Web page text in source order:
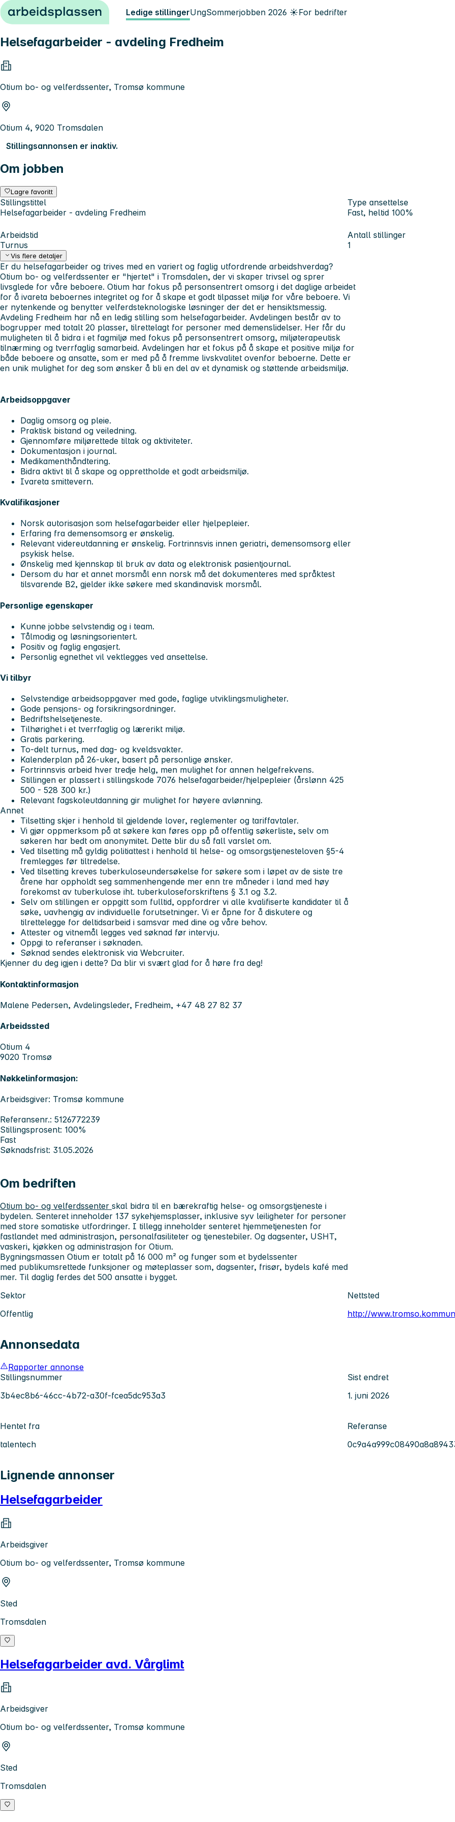
Hopp til innhold Ledige stillingerUngSommerjobben 2026 ☀️For bedrifter
Helsefagarbeider - avdeling Fredheim
Otium bo- og velferdssenter, Tromsø kommune
Otium 4, 9020 Tromsdalen
Stillingsannonsen er inaktiv.
Om jobben
Lagre favoritt
Stillingstittel
Helsefagarbeider - avdeling Fredheim
Type ansettelse
Fast, heltid 100%
Arbeidstid
Turnus
Antall stillinger
1
Vis flere detaljer
Er du helsefagarbeider og trives med en variert og faglig utfordrende arbeidshverdag?
Otium bo- og velferdssenter er "hjertet" i Tromsdalen, der vi skaper trivsel og sprer
livsglede for våre beboere. Otium har fokus på personsentrert omsorg i det daglige arbeidet
for å ivareta beboernes integritet og for å skape et godt tilpasset miljø for våre beboere. Vi
er nytenkende og benytter velferdsteknologiske løsninger der det er hensiktsmessig.
Avdeling Fredheim har nå en ledig stilling som helsefagarbeider. Avdelingen består av to
bogrupper med totalt 20 plasser, tilrettelagt for personer med demenslidelser. Her får du
muligheten til å bidra i et fagmiljø med fokus på personsentrert omsorg, miljøterapeutisk
tilnærming og tverrfaglig samarbeid. Avdelingen har et fokus på å skape et positive miljø for
både beboere og ansatte, som er med på å fremme livskvalitet ovenfor beboerne. Dette er
en unik mulighet for deg som ønsker å bli en del av et dynamisk og støttende arbeidsmiljø.
Arbeidsoppgaver
Daglig omsorg og pleie.
Praktisk bistand og veiledning.
Gjennomføre miljørettede tiltak og aktiviteter.
Dokumentasjon i journal.
Medikamenthåndtering.
Bidra aktivt til å skape og opprettholde et godt arbeidsmiljø.
Ivareta smittevern.
Kvalifikasjoner
Norsk autorisasjon som helsefagarbeider eller hjelpepleier.
Erfaring fra demensomsorg er ønskelig.
Relevant videreutdanning er ønskelig. Fortrinnsvis innen geriatri, demensomsorg eller
psykisk helse.
Ønskelig med kjennskap til bruk av data og elektronisk pasientjournal.
Dersom du har et annet morsmål enn norsk må det dokumenteres med språktest
tilsvarende B2, gjelder ikke søkere med skandinavisk morsmål.
Personlige egenskaper
Kunne jobbe selvstendig og i team.
Tålmodig og løsningsorientert.
Positiv og faglig engasjert.
Personlig egnethet vil vektlegges ved ansettelse.
Vi tilbyr
Selvstendige arbeidsoppgaver med gode, faglige utviklingsmuligheter.
Gode pensjons- og forsikringsordninger.
Bedriftshelsetjeneste.
Tilhørighet i et tverrfaglig og lærerikt miljø.
Gratis parkering.
To-delt turnus, med dag- og kveldsvakter.
Kalenderplan på 26-uker, basert på personlige ønsker.
Fortrinnsvis arbeid hver tredje helg, men mulighet for annen helgefrekvens.
Stillingen er plassert i stillingskode 7076 helsefagarbeider/hjelpepleier (årslønn 425
500 - 528 300 kr.)
Relevant fagskoleutdanning gir mulighet for høyere avlønning.
Annet
Tilsetting skjer i henhold til gjeldende lover, reglementer og tariffavtaler.
Vi gjør oppmerksom på at søkere kan føres opp på offentlig søkerliste, selv om
søkeren har bedt om anonymitet. Dette blir du så fall varslet om.
Ved tilsetting må gyldig politiattest i henhold til helse- og omsorgstjenesteloven §5-4
fremlegges før tiltredelse.
Ved tilsetting kreves tuberkuloseundersøkelse for søkere som i løpet av de siste tre
årene har oppholdt seg sammenhengende mer enn tre måneder i land med høy
forekomst av tuberkulose iht. tuberkuloseforskriftens § 3.1 og 3.2.
Selv om stillingen er oppgitt som fulltid, oppfordrer vi alle kvalifiserte kandidater til å
søke, uavhengig av individuelle forutsetninger. Vi er åpne for å diskutere og
tilrettelegge for deltidsarbeid i samsvar med dine og våre behov.
Attester og vitnemål legges ved søknad før intervju.
Oppgi to referanser i søknaden.
Søknad sendes elektronisk via Webcruiter.
Kjenner du deg igjen i dette? Da blir vi svært glad for å høre fra deg!
Kontaktinformasjon
Malene Pedersen, Avdelingsleder, Fredheim, +47 48 27 82 37
Arbeidssted
Otium 4
9020 Tromsø
Nøkkelinformasjon:
Arbeidsgiver: Tromsø kommune
Referansenr.: 5126772239
Stillingsprosent: 100%
Fast
Søknadsfrist: 31.05.2026
Om bedriften
Otium bo- og velferdssenter skal bidra til en bærekraftig helse- og omsorgstjeneste i
bydelen. Senteret inneholder 137 sykehjemsplasser, inklusive syv leiligheter for personer
med store somatiske utfordringer. I tillegg inneholder senteret hjemmetjenesten for
fastlandet med administrasjon, personalfasiliteter og tjenestebiler. Og dagsenter, USHT,
vaskeri, kjøkken og administrasjon for Otium.
Bygningsmassen Otium er totalt på 16 000 m² og funger som et bydelssenter
med publikumsrettede funksjoner og møteplasser som, dagsenter, frisør, bydels kafé med
mer. Til daglig ferdes det 500 ansatte i bygget.
Sektor
Offentlig
Nettsted
http://
Annonsedata
Rapporter annonse
Stillingsnummer
3b4ec8b6-46cc-4b72-a30f-fcea5dc953a3
Sist endret
1. juni 2026
Hentet fra
talentech
Referanse
Lignende annonser
Helsefagarbeider
Arbeidsgiver
Otium bo- og velferdssenter, Tromsø kommune
Sted
Tromsdalen
Helsefagarbeider avd. Vårglimt
Arbeidsgiver
Otium bo- og velferdssenter, Tromsø kommune
Sted
Tromsdalen